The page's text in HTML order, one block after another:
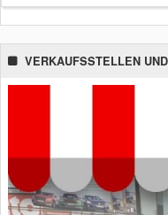
VERKAUFSSTELLEN